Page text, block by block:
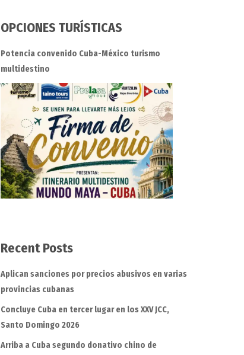
OPCIONES TURÍSTICAS
Potencia convenido Cuba-México turismo
multidestino
Recent Posts
Aplican sanciones por precios abusivos en varias
provincias cubanas
Concluye Cuba en tercer lugar en los XXV JCC,
Santo Domingo 2026
Arriba a Cuba segundo donativo chino de